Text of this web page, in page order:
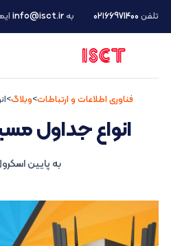
تلفن ۰۲۱66971400 بهinfo@isct.ir
فناوری اطلاعات و ارتباطات>وبلاگ>
انواع جداول
به پایین